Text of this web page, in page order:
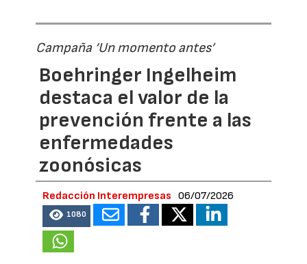
Campaña ‘Un momento antes’
Boehringer Ingelheim
destaca el valor de la
prevención frente a las
enfermedades
zoonósicas
Redacción Interempresas 06/07/2026
1080